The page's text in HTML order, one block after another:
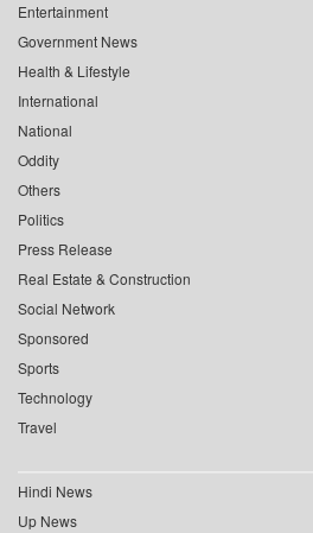
Entertainment
Government News
Health & Lifestyle
International
National
Oddity
Others
Politics
Press Release
Real Estate & Construction
Social Network
Sponsored
Sports
Technology
Travel
Hindi News
Up News